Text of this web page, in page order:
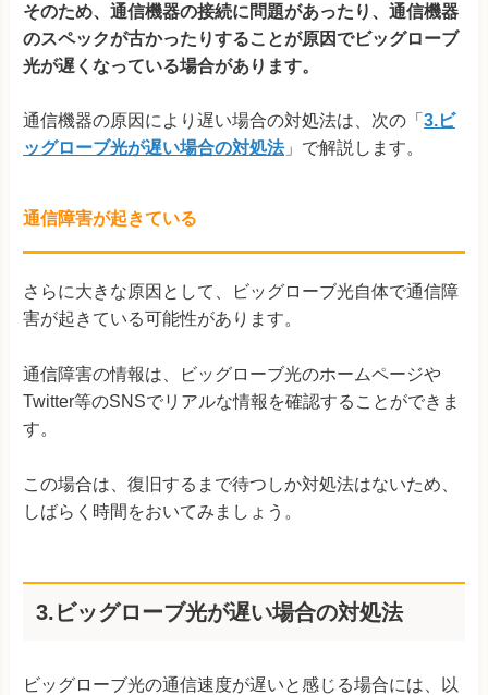
そのため、通信機器の接続に問題があったり、通信機器
のスペックが古かったりすることが原因でビッグローブ
光が遅くなっている場合があります。
通信機器の原因により遅い場合の対処法は、次の「 3.ビ
ッグローブ光が遅い場合の対処法」で解説します。
通信障害が起きている
さらに大きな原因として、ビッグローブ光自体で通信障
害が起きている可能性があります。
通信障害の情報は、ビッグローブ光のホームページや
Twitter等のSNSでリアルな情報を確認することができま
す。
この場合は、復旧するまで待つしか対処法はないため、
しばらく時間をおいてみましょう。
3.ビッグローブ光が遅い場合の対処法
ビッグローブ光の通信速度が遅いと感じる場合には、以